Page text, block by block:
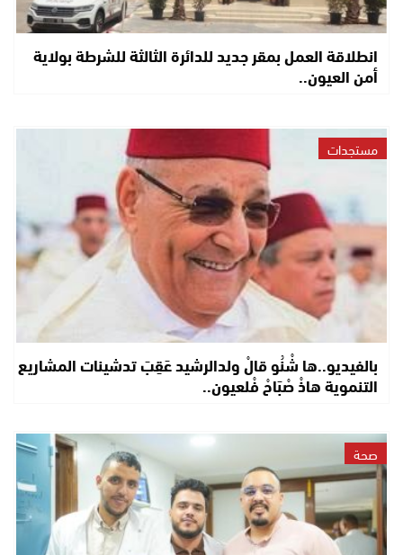
انطلاقة العمل بمقر جديد للدائرة الثالثة للشرطة بولاية
أمن العيون..
مستجدات
بالفيديو..ها شْنُو قالْ ولدالرشيد عَقِبَ تدشينات المشاريع
التنموية هاذْ صْبَاحْ فْلعيون..
صحة